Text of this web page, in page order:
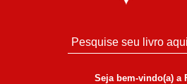
Seja bem-vindo(a) a